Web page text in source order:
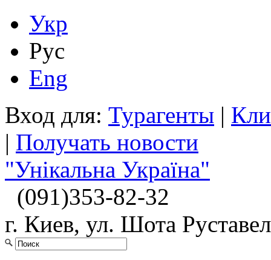
Укр
Рус
Eng
Вход для: Турагенты |
| Получать новости
"Унікальна Україна"
(091)353-82-32
г. Киев, ул. Шота